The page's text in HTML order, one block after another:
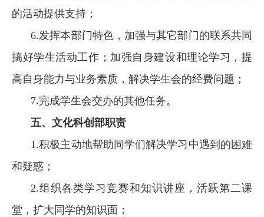
的活动提供支持；
6.发挥本部门特色，加强与其它部门的联系共同
搞好学生活动工作；加强自身建设和理论学习，提
高自身能力与业务素质，解决学生会的经费问题；
7.完成学生会交办的其他任务。
五、文化科创部职责
1.积极主动地帮助同学们解决学习中遇到的困难
和疑惑；
2.组织各类学习竞赛和知识讲座，活跃第二课
堂，扩大同学的知识面；